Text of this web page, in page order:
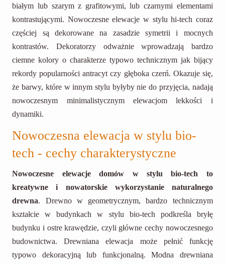
białym lub szarym z grafitowymi, lub czarnymi elementami
kontrastującymi. Nowoczesne elewacje w stylu hi-tech coraz
częściej są dekorowane na zasadzie symetrii i mocnych
kontrastów. Dekoratorzy odważnie wprowadzają bardzo
ciemne kolory o charakterze typowo technicznym jak bijący
rekordy popularności antracyt czy głęboka czerń. Okazuje się,
że barwy, które w innym stylu byłyby nie do przyjęcia, nadają
nowoczesnym minimalistycznym elewacjom lekkości i
dynamiki.
Nowoczesna elewacja w stylu bio-
tech - cechy charakterystyczne
Nowoczesne elewacje domów w stylu bio-tech to
kreatywne i nowatorskie wykorzystanie naturalnego
drewna. Drewno w geometrycznym, bardzo technicznym
kształcie w budynkach w stylu bio-tech podkreśla bryłę
budynku i ostre krawędzie, czyli główne cechy nowoczesnego
budownictwa. Drewniana elewacja może pełnić funkcję
typowo dekoracyjną lub funkcjonalną. Modna drewniana